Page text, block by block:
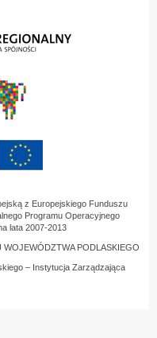
z Europejskiego Funduszu
Programu Operacyjnego
lata 2007-2013
PODLASKIEGO
– Instytucja Zarządzająca